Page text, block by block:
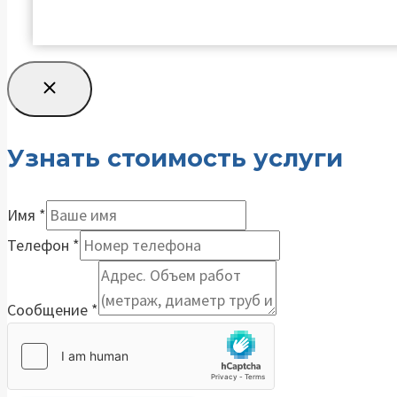
Узнать стоимость услуги
Имя *
Телефон *
Сообщение *